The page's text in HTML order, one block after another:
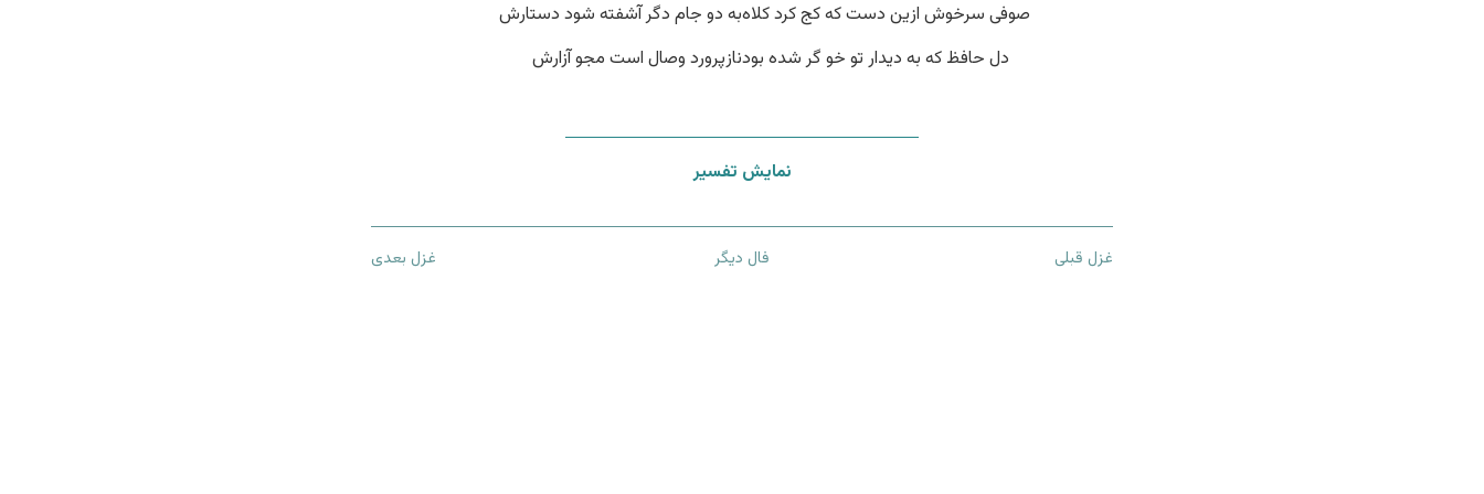
صوفی سرخوش ازین دست که کج کرد کلاهبه دو جام دگر آشفته شود دستارش
دل حافظ که به دیدار تو خو گر شده بودنازپرورد وصال است مجو آزارش
نمایش تفسیر
غزل قبلی فال دیگر غزل بعدی